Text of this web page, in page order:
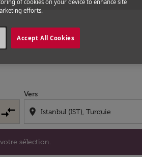
compare_arrows
Vers
location_on
sélection.
à jour votre sélection.
of cookies on your device to enhance site
efforts.
Accept All Cookies